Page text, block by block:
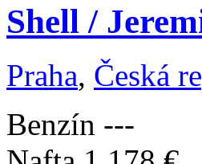
Shell /
Praha, Česká
Benzín ---